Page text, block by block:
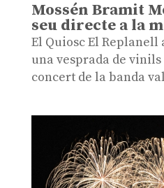
Mossén Bramit
seu directe a la
El Quiosc El
una vesprada de
concert de la banda